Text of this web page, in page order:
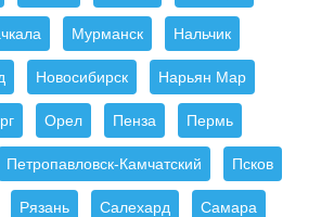
Мурманск Нальчик
Новосибирск Нарьян Мар
Орел Пенза Пермь
Петропавловск-Камчатский Псков
Рязань Салехард Самара